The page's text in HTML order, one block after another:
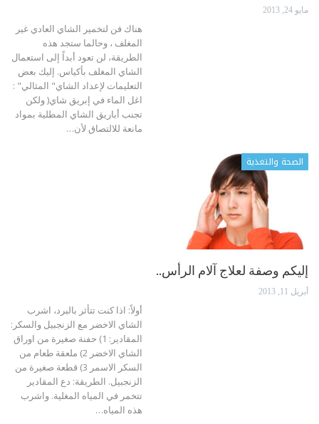
مايو 24, 2013
هناك فن لتخمير الشاي العادي غير
المغلف ، وحالما ستجد هذه
الطريقة، لن تعود أبداً إلى استعمال
الشاي المغلف بأكياس. إليك بعض
التعليمات لإعداد الشاي" المثالي" :
اغل الماء في إبريق شاي( ولكن
تجنب أباريق الشاي المطلية بمواد
مانعة للالتصاق لأن…
الصحة والتغذية
إليكم وصفة لعلاج آلام الرأس..
أبريل 11, 2013
أولاً: اذا كنت تتأثر بالبرد، اشرب
الشاي الاخضر مع الزنجبيل والسكر:
المقادير: 1) حفنة صغيرة من اوراق
الشاي الاخضر 2) ملعقة طعام من
السكر الاسمر 3) قطعة صغيرة من
الزنجبيل. الطريقة: دع المقادير
تتخمر في المياه المغلية. واشرب
هذه المياه…